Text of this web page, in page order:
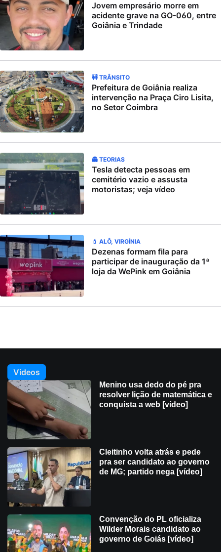
Jovem empresário morre em
acidente grave na GO-060, entre
Goiânia e Trindade
🚧 TRÂNSITO
Prefeitura de Goiânia realiza
intervenção na Praça Ciro Lisita,
no Setor Coimbra
👻 TEORIAS
Tesla detecta pessoas em
cemitério vazio e assusta
motoristas; veja vídeo
💄 ALÔ, VIRGÍNIA
Dezenas formam fila para
participar de inauguração da 1ª
loja da WePink em Goiânia
Videos
Menino usa dedo do pé pra
resolver lição de matemática e
conquista a web [vídeo]
Cleitinho volta atrás e pede
pra ser candidato ao governo
de MG; partido nega [vídeo]
Convenção do PL oficializa
Wilder Morais candidato ao
governo de Goiás [vídeo]